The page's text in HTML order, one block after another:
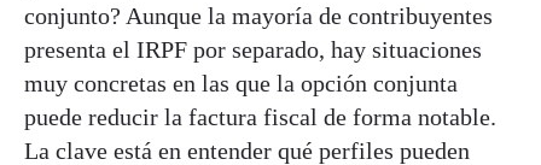
conjunto? Aunque la mayoría de contribuyentes
presenta el IRPF por separado, hay situaciones
muy concretas en las que la opción conjunta
puede reducir la factura fiscal de forma notable.
La clave está en entender qué perfiles pueden